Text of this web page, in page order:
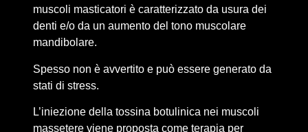
muscoli masticatori è caratterizzato da usura dei
denti e/o da un aumento del tono muscolare
mandibolare.
Spesso non è avvertito e può essere generato da
stati di stress.
L’iniezione della tossina botulinica nei muscoli
massetere viene proposta come terapia per